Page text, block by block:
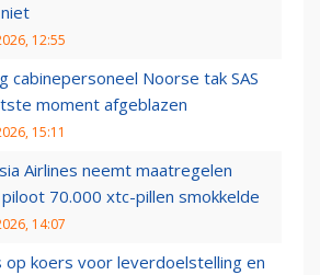
12:55
cabinepersoneel Noorse tak SAS
moment afgeblazen
15:11
Airlines neemt maatregelen
70.000 xtc-pillen smokkelde
14:07
op koers voor leverdoelstelling en